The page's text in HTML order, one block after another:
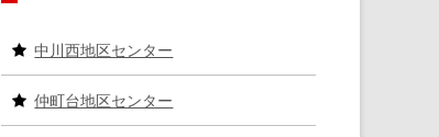
ン
サ
中川西地区センター
仲町台地区センター